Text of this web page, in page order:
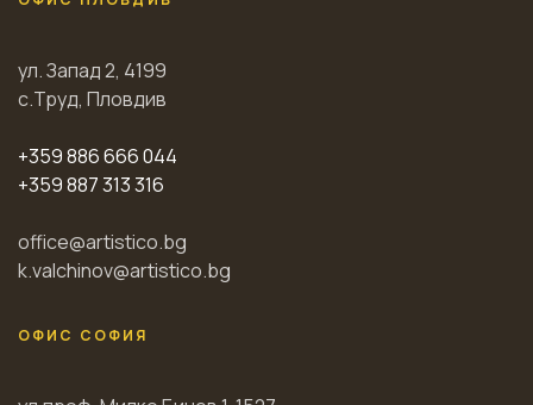
ул. Запад 2, 4199
с.Труд, Пловдив
+359 886 666 044
+359 887 313 316
office@artistico.bg
k.valchinov@artistico.bg
ОФИС СОФИЯ